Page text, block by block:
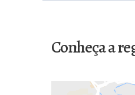
Conheça a